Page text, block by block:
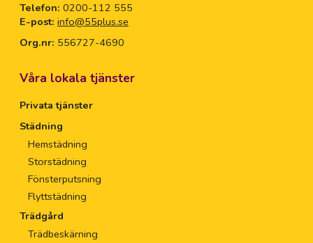
Telefon: 0200-112 555
E-post: info@55plus.se
Org.nr: 556727-4690
Våra lokala tjänster
Privata tjänster
Städning
Hemstädning
Storstädning
Fönsterputsning
Flyttstädning
Trädgård
Trädbeskärning